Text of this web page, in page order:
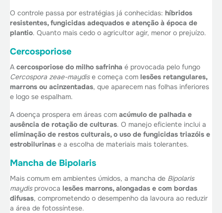
O controle passa por estratégias já conhecidas: híbridos
resistentes, fungicidas adequados e atenção à época de
plantio. Quanto mais cedo o agricultor agir, menor o prejuízo.
Cercosporiose
A cercosporiose do milho safrinha é provocada pelo fungo
Cercospora zeae-maydise começa com lesões retangulares,
marrons ou acinzentadas, que aparecem nas folhas inferiores
e logo se espalham.
A doença prospera em áreas com acúmulo de palhada e
ausência de rotação de culturas. O manejo eficiente inclui a
eliminação de restos culturais, o uso de fungicidas triazóis e
estrobilurinas e a escolha de materiais mais tolerantes.
Mancha de Bipolaris
Mais comum em ambientes úmidos, a mancha de Bipolaris
maydisprovoca lesões marrons, alongadas e com bordas
difusas, comprometendo o desempenho da lavoura ao reduzir
a área de fotossíntese.